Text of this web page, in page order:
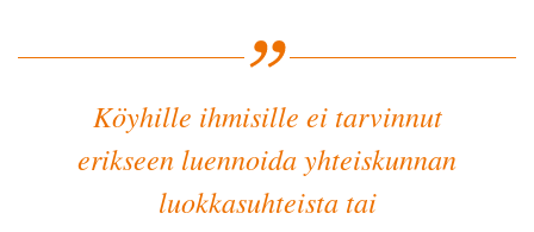
Köyhille ihmisille ei tarvinnut
erikseen luennoida yhteiskunnan
luokkasuhteista tai